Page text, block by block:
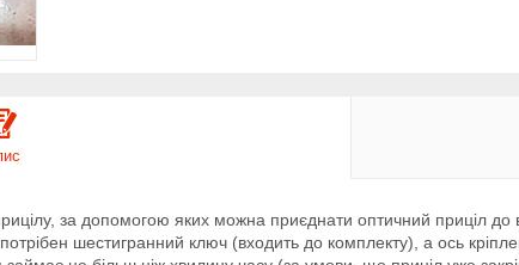
за допомогою яких можна приєднати оптичний приціл
шестигранний ключ (входить до комплекту), а ось